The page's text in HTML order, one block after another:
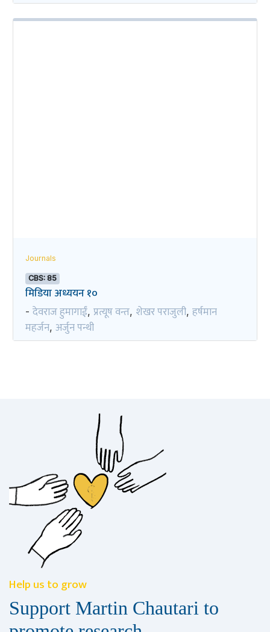
Journals
CBS: 85
मिडिया अध्ययन १०
- देवराज हुमागाईं, प्रत्यूष वन्त, शेखर पराजुली, हर्षमान
महर्जन, अर्जुन पन्थी
Help us to grow
Support Martin Chautari to